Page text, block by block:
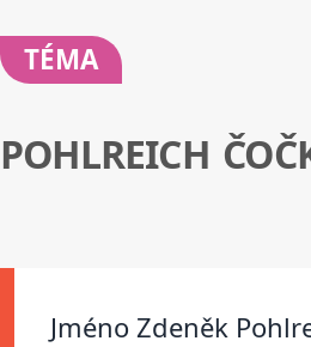
TÉMA
POHLREICH
Jméno Zdeněk